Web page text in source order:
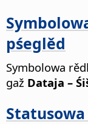
pśeglěd
Symbolowa
gaž Dataja –